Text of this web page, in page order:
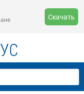
Скачать